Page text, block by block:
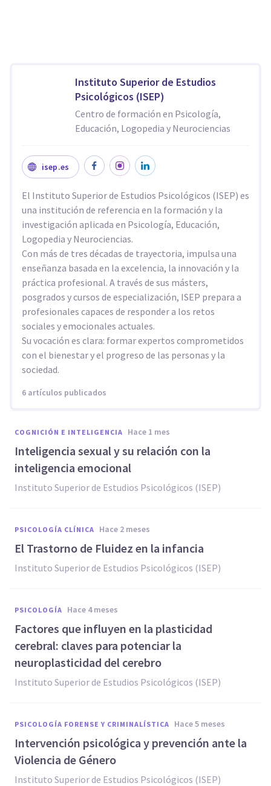
Instituto Superior de Estudios
Psicológicos (ISEP)
Centro de formación en Psicología,
Educación, Logopedia y Neurociencias
isep.es
El Instituto Superior de Estudios Psicológicos (ISEP) es
una institución de referencia en la formación y la
investigación aplicada en Psicología, Educación,
Logopedia y Neurociencias.
Con más de tres décadas de trayectoria, impulsa una
enseñanza basada en la excelencia, la innovación y la
práctica profesional. A través de sus másters,
posgrados y cursos de especialización, ISEP prepara a
profesionales capaces de responder a los retos
sociales y emocionales actuales.
Su vocación es clara: formar expertos comprometidos
con el bienestar y el progreso de las personas y la
sociedad.
6 artículos publicados
COGNICIÓN E INTELIGENCIA hace 1 mes
Inteligencia sexual y su relación con la
inteligencia emocional
Instituto Superior de Estudios Psicológicos (ISEP)
PSICOLOGÍA CLÍNICA hace 2 meses
El Trastorno de Fluidez en la infancia
Instituto Superior de Estudios Psicológicos (ISEP)
PSICOLOGÍA hace 4 meses
Factores que influyen en la plasticidad
cerebral: claves para potenciar la
neuroplasticidad del cerebro
Instituto Superior de Estudios Psicológicos (ISEP)
PSICOLOGÍA FORENSE Y CRIMINALÍSTICA hace 5 meses
Intervención psicológica y prevención ante la
Violencia de Género
Instituto Superior de Estudios Psicológicos (ISEP)